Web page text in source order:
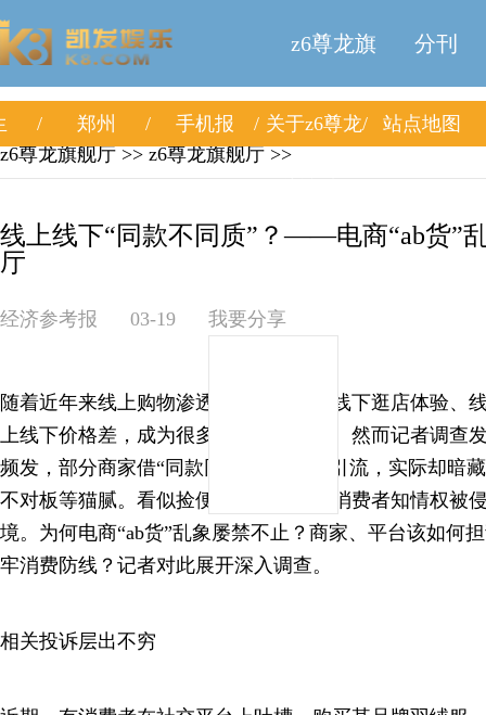
z6尊龙旗
舰厅
分刊
郑州 手机报 关于z6尊龙
站点地图
z6尊龙旗舰厅 >> z6尊龙旗舰厅 >>
线上线下“同款不同质”？——电商“ab货”
厅
经济参考报 03-19 我要分享
随着近年来线上购物渗透率逐步提升，线下逛店体验、
上线下价格差，成为很多人的购物方式。然而记者调查
频发，部分商家借“同款同质”宣传低价引流，实际却暗
不对板等猫腻。看似捡便宜的背后，是消费者知情权被
境。为何电商“ab货”乱象屡禁不止？商家、平台该如何
牢消费防线？记者对此展开深入调查。
相关投诉层出不穷